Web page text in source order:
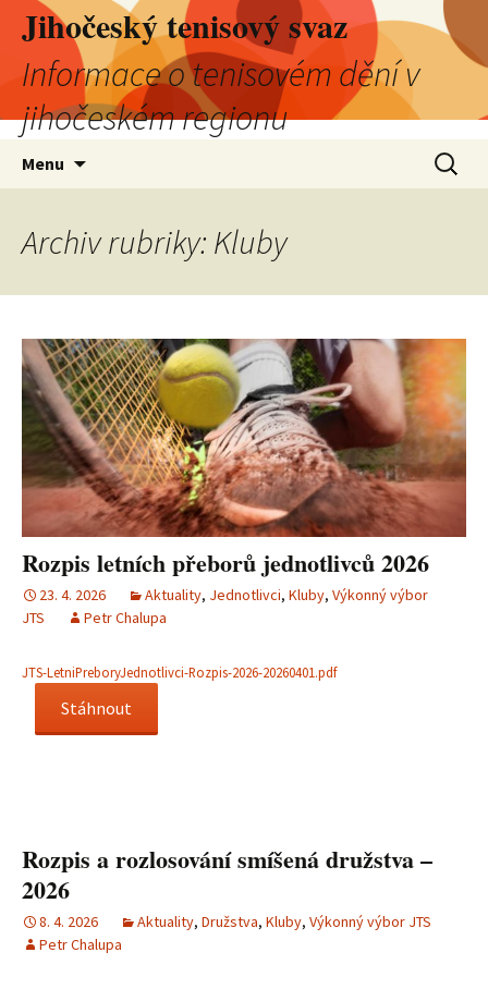
Jihočeský tenisový svaz
Informace o tenisovém dění v
jihočeském regionu
Menu
webu
Archiv rubriky: Kluby
Rozpis letních přeborů jednotlivců 2026
23. 4. 2026 Aktuality, Jednotlivci, Kluby, Výkonný výbor
JTS
Petr Chalupa
JTS-LetniPreboryJednotlivci-Rozpis-2026-20260401.pdf
Stáhnout
Rozpis a rozlosování smíšená družstva –
2026
8. 4. 2026 Aktuality, Družstva, Kluby, Výkonný výbor JTS
Petr Chalupa